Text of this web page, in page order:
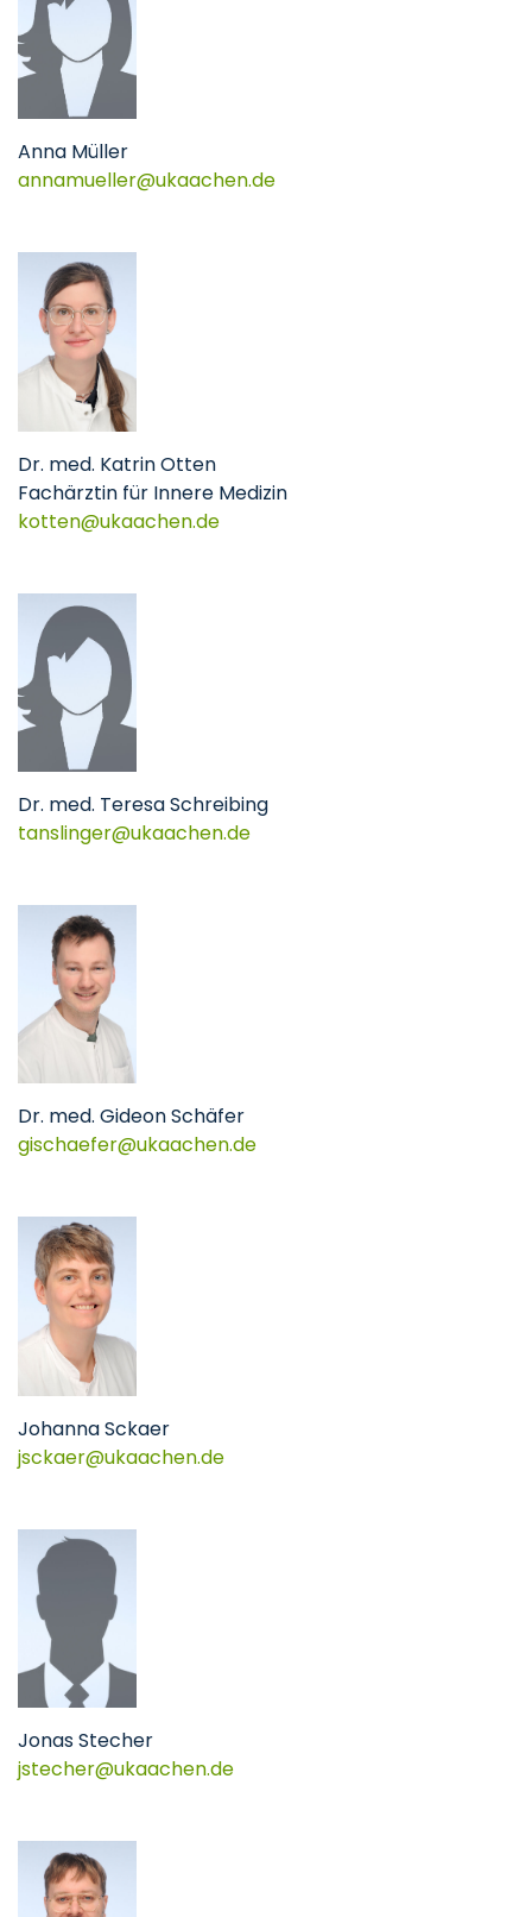
Anna Müller
annamueller@ukaachen.de
Dr. med. Katrin Otten
Fachärztin für Innere Medizin
kotten@ukaachen.de
Dr. med. Teresa Schreibing
tanslinger@ukaachen.de
Dr. med. Gideon Schäfer
gischaefer@ukaachen.de
Johanna Sckaer
jsckaer@ukaachen.de
Jonas Stecher
jstecher
ukaachende